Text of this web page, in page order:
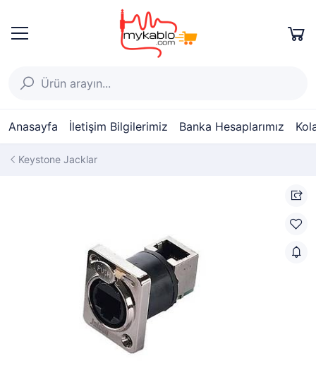
Anasayfa İletişim Bilgilerimiz Banka Hesaplarımız
Keystone Jacklar